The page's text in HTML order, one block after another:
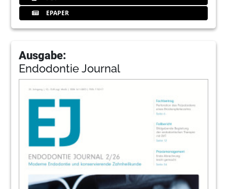
EPAPER
Ausgabe:
Endodontie Journal